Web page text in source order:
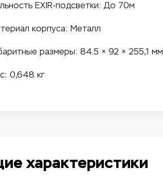
EXIR-подсветки: До 70м
корпуса: Металл
размеры: 84.5 × 92 × 255,1 мм
0,648 кг
характеристики